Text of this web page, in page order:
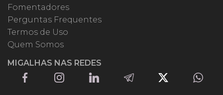
Fomentadores
Perguntas Frequentes
Termos de Uso
Quem Somos
MIGALHAS NAS REDES